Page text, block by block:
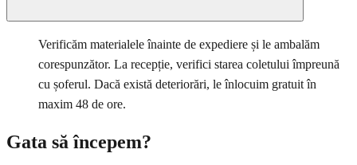
Verificăm materialele înainte de expediere și le ambalăm
corespunzător. La recepție, verifici starea coletului împreună
cu șoferul. Dacă există deteriorări, le înlocuim gratuit în
maxim 48 de ore.
Gata să începem?